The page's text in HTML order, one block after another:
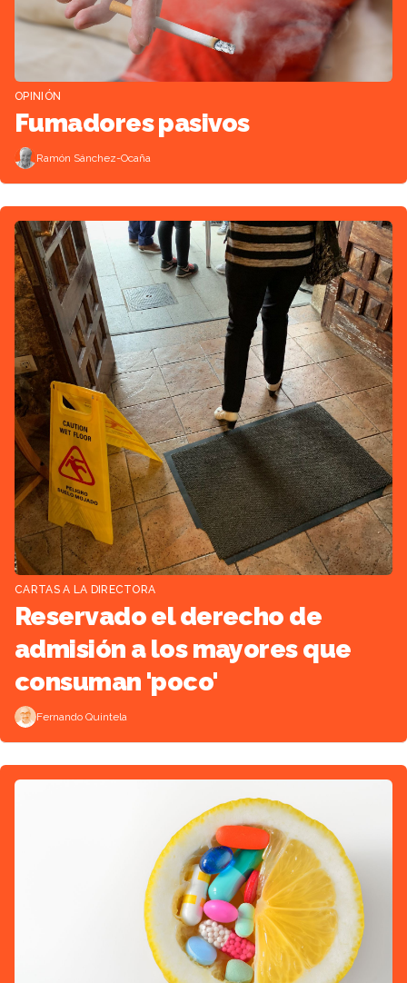
OPINIÓN
Fumadores pasivos
Ramón Sánchez-Ocaña
CARTAS A LA DIRECTORA
Reservado el derecho de
admisión a los mayores que
consuman 'poco'
Fernando Quintela